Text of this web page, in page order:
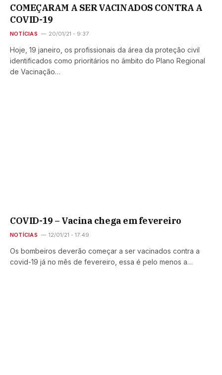
COMEÇARAM A SER VACINADOS CONTRA A
COVID-19
NOTÍCIAS 20/01/21 - 9:37
Hoje, 19 janeiro, os profissionais da área da proteção civil
identificados como prioritários no âmbito do Plano Regional
de Vacinação…
COVID-19 – Vacina chega em fevereiro
NOTÍCIAS 12/01/21 - 17:49
Os bombeiros deverão começar a ser vacinados contra a
covid-19 já no mês de fevereiro, essa é pelo menos a…